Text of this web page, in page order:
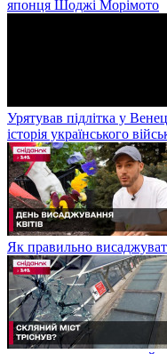
японця Шоджі Морімото
Урятував підлітка у
історія українського
Як правильно